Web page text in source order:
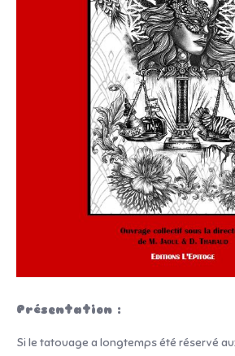
Présentation :
Si le tatouage a longtemps été réservé